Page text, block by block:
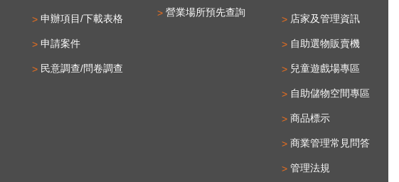
申辦項目/下載表格
申請案件
民意調查/問卷調查
營業場所預先查詢
店家及管理資訊
自助選物販賣機
兒童遊戲場專區
自助儲物空間專區
商品標示
商業管理常見問答
管理法規